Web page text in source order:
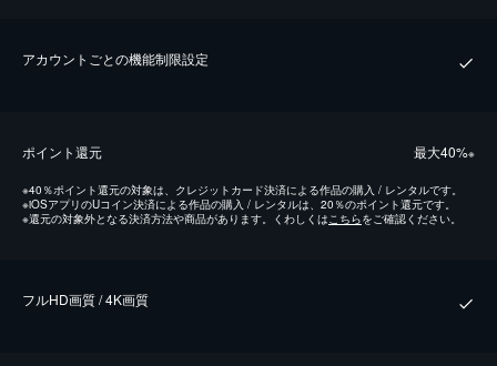
アカウントごとの機能制限設定
ポイント還元 最⼤40%※
※40％ポイント還元の対象は、クレジットカード決済による作品の購入 / レンタルです。
※iOSアプリのUコイン決済による作品の購入 / レンタルは、20％のポイント還元です。
※還元の対象外となる決済方法や商品があります。くわしくは こちらをご確認ください。
フルHD画質 / 4K画質